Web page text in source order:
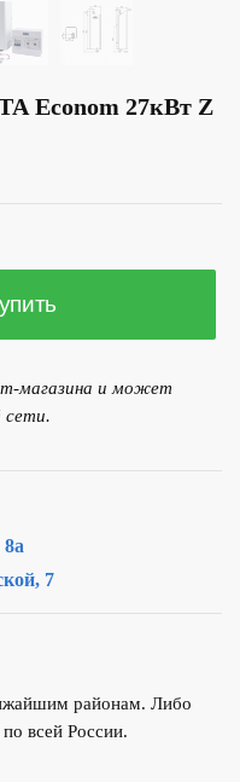
Econom 27кВт Z
27кВт ZE3468421027
магазина и может
сети.
7
районам. Либо
всей России.